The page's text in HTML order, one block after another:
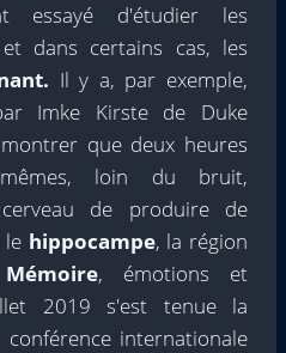
d'étudier les
dans certains cas, les
Il y a, par exemple,
Imke Kirste de Duke
que deux heures
mêmes, loin du bruit,
de produire de
le hippocampe, la région
Mémoire, émotions et
2019 s'est tenue la
internationale